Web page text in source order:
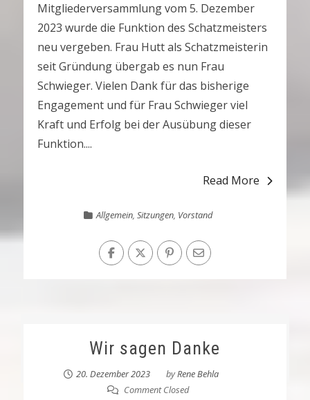
Mitgliederversammlung vom 5. Dezember
2023 wurde die Funktion des Schatzmeisters
neu vergeben. Frau Hutt als Schatzmeisterin
seit Gründung übergab es nun Frau
Schwieger. Vielen Dank für das bisherige
Engagement und für Frau Schwieger viel
Kraft und Erfolg bei der Ausübung dieser
Funktion....
Read More
Allgemein, Sitzungen, Vorstand
Wir sagen Danke
20. Dezember 2023 byRene Behla
Comment Closed